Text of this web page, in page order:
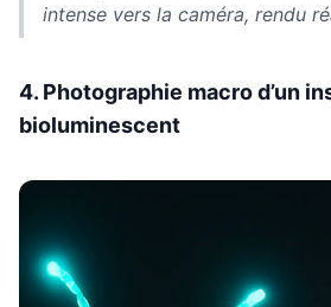
intense vers la caméra, rendu
4. Photographie macro d’un
bioluminescent